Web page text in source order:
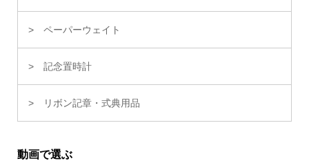
ペーパーウェイト
記念置時計
リボン記章・式典用品
動画で選ぶ